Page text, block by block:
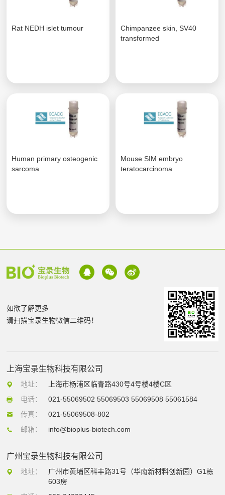
Rat NEDH islet tumour
Chimpanzee skin, SV40
transformed
Human primary osteogenic
sarcoma
Mouse SIM embryo
teratocarcinoma
如欲了解更多
请扫描宝录生物微信二维码！
上海宝录生物科技有限公司
地址：
上海市杨浦区临青路430号4号楼4楼C区
电话：
021-55069502 55069503 55069508 55061584
传真：
021-55069508-802
邮箱：
info@bioplus-biotech.com
广州宝录生物科技有限公司
地址：
广州市黄埔区科丰路31号（华南新材料创新园）G1栋
603房